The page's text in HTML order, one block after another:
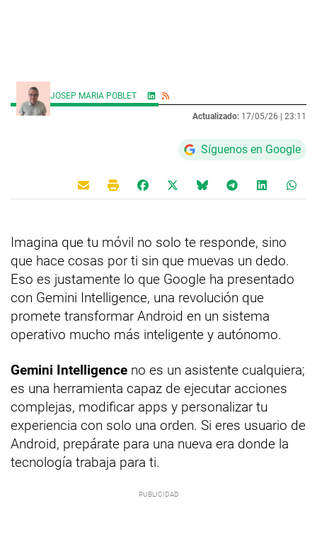
JOSEP MARIA POBLET
Actualizado: 17/05/26 | 23:11
Síguenos en Google
Imagina que tu móvil no solo te responde, sino
que hace cosas por ti sin que muevas un dedo.
Eso es justamente lo que Google ha presentado
con Gemini Intelligence, una revolución que
promete transformar Android en un sistema
operativo mucho más inteligente y autónomo.
Gemini Intelligence no es un asistente cualquiera;
es una herramienta capaz de ejecutar acciones
complejas, modificar apps y personalizar tu
experiencia con solo una orden. Si eres usuario de
Android, prepárate para una nueva era donde la
tecnología trabaja para ti.